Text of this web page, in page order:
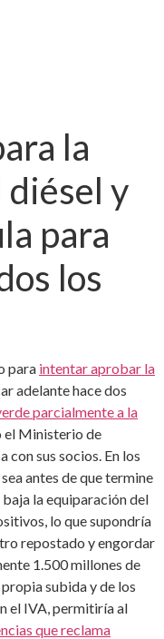
la
diésel y
para
los
para intentar aprobar la
adelante hace dos
parcialmente a la
el Ministerio de
con sus socios. En los
antes de que termine
la equiparación del
lo que supondría
repostado y engordar
1.500 millones de
subida y de los
el IVA, permitiría al
que reclama